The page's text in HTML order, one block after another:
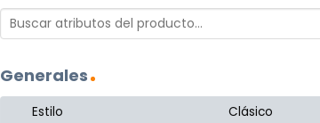
Generales
Estilo
Clásico